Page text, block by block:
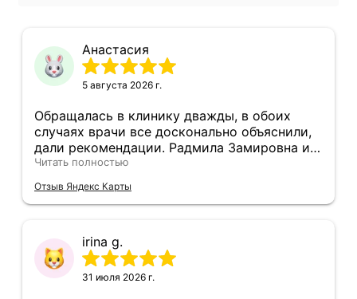
Анастасия
5 августа 2026 г.
Обращалась в клинику дважды, в обоих
случаях врачи все досконально объяснили,
дали рекомендации. Радмила Замировна и
Раисат Исакадиевна просто чудесные и
компетентные специалисты, на приеме и
УЗИ разобрали все мои вопросы от и до.
Читать полностью
Отзыв Яндекс Карты
irina g.
31 июля 2026 г.